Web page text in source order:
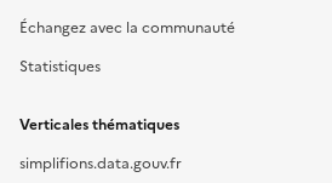
Échangez avec la communauté
Statistiques
Verticales thématiques
simplifions.data.gouv.fr